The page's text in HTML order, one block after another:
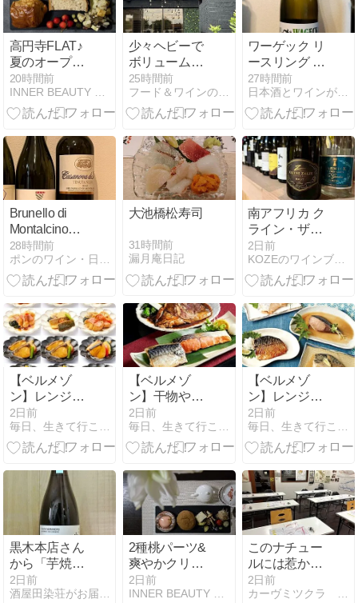
高円寺FLAT♪
夏のオープン
サンド♪ピスタ
チオクリーム
パン♪秀逸全粒
など大満喫♪
20時間前
INNER BEAUTY LABO
少々ヘビーで
ボリューム満
点イタリアン
Antica Italian
Kitchen + Bar
25時間前
フード＆ワインの日々
ワーゲック リ
ースリング フ
ンダメント ト
ロッケン
27時間前
日本酒とワインが好き
Brunello di
Montalcino
Tenuta Nuova
2012 /
Casanova di
28時間前
ポンのワイン・日本酒レポート｜ワインブログ｜日本酒ブログ
大池橋松寿司
31時間前
漏月庵日記
南アフリカ ク
ライン・ザル
ゼ ブリュット
NVをテイステ
ィング
2日前
KOZEのワインブログ
【ベルメゾ
ン】レンジで
簡単!骨とり煮
魚上手
2日前
毎日、生きて行こう…！
【ベルメゾ
ン】干物やこ
だわりの焼
魚・煮魚セッ
ト 7種13袋
2日前
毎日、生きて行こう…！
【ベルメゾ
ン】レンジで
簡単 煮魚と焼
魚セット 8切
2日前
毎日、生きて行こう…！
黒木本店さん
から「芋焼酎
山ねこ 麹米山
田錦 25度」入
2日前
酒屋田染荘がお届けする最新情報です。
2種桃パーツ&
爽やかクリチ
&カスタード♪
アンデルセン
2日前
INNER BEAUTY LABO
このナチュー
ルには惹かれ
る
2日前
カーヴミツクラ 店長日記